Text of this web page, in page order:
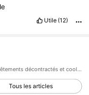
Utile (12)
SHEIN EZwear est une marque de vêtements décontractés et cool, avec les dernières tendances en matière de vêtements décontractés.
Tous les articles